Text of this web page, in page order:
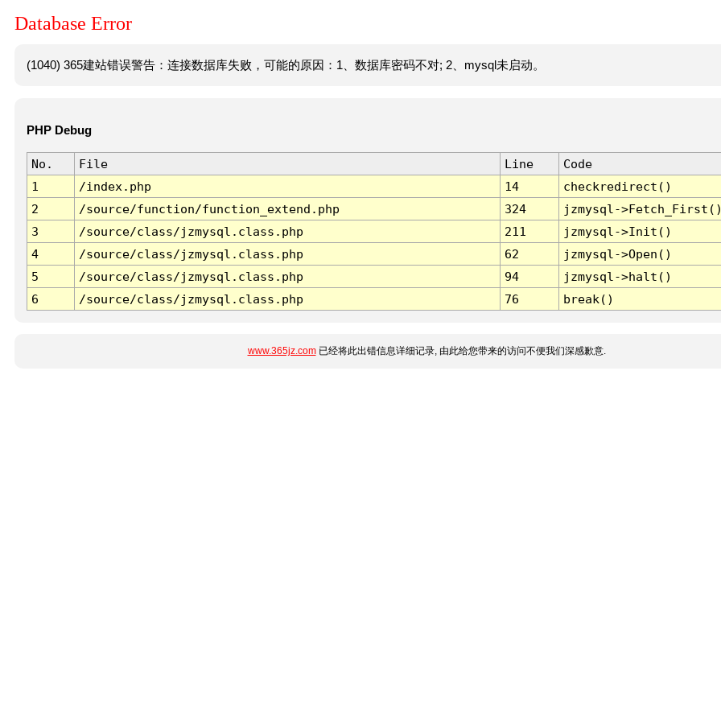
Database Error
(1040) 365建站错误警告：连接数据库失败，可能的原因：1、数据库密码不对; 2、mysql未启动。
PHP Debug
No. File Line
Code
1
/index.php 14
checkredirect()
2
/source/function/function_extend.php 324
jzmysql-
3
/source/class/jzmysql.class.php 211
jzmysql->Init()
4
/source/class/jzmysql.class.php 62
jzmysql->Open()
5
/source/class/jzmysql.class.php 94
jzmysql->halt()
6
/source/class/jzmysql.class.php 76 break()
www.365jz.com已经将此出错信息详细记录, 由此给您带来的访问不便我们深感歉意.